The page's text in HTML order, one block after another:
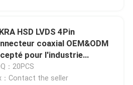
HSD LVDS 4Pin
coaxial OEM&ODM
pour l'industrie
：20PCS
：Contact the seller